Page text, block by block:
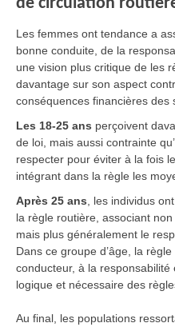
de circulation
Les femmes ont tendance a
bonne conduite, de la
une vision plus critique de les
davantage sur son aspect
conséquences financières des
Les 18-25 ans perçoivent
de loi, mais aussi contrainte
respecter pour éviter à la fois
intégrant dans la règle les
Après 25 ans, les individus
la règle routière, associant
mais plus généralement le
Dans ce groupe d’âge, la
conducteur, à la
logique et nécessaire des
Au final, les populations